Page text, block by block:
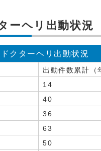
ーヘリ出動状況
クターヘリ出動状況
出動件数累計（
14
40
36
63
50